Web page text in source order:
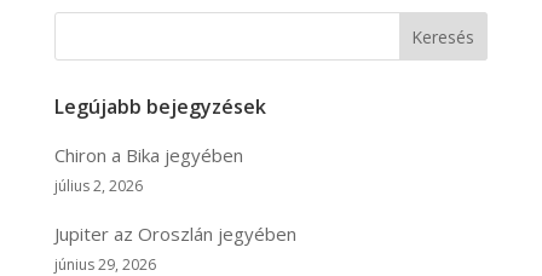
Keresés
Legújabb bejegyzések
Chiron a Bika jegyében
július 2, 2026
Jupiter az Oroszlán jegyében
június 29, 2026